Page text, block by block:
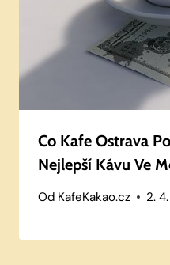
Co Kafe Ostrava
Nejlepší Kávu Ve
Od KafeKakao.cz 2.